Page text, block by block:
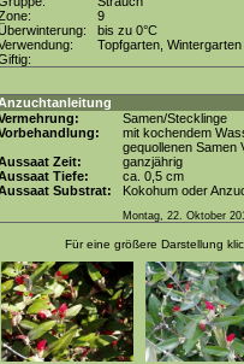
9
bis zu 0°C
Topfgarten, Wintergarten
Samen/Stecklinge
mit kochendem
gequollenen Samen
Zeit:
ganzjährig
Tiefe:
ca. 0,5 cm
Substrat:
Kokohum oder
Montag, 22. Oktober
Für eine größere Darstellung